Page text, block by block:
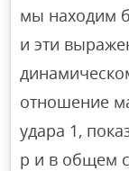
мы находим
и эти
отношение
удара 1,
p и в общем